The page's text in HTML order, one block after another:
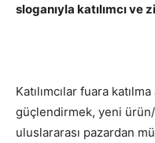
sloganıyla katılımcı
Katılımcılar fuara
güçlendirmek, yeni
uluslararası pazardan